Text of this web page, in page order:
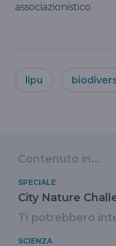
associazionistico.
lipu
Contenuto in...
SPECIALE
City Nature
Ti potrebbero
SCIENZA